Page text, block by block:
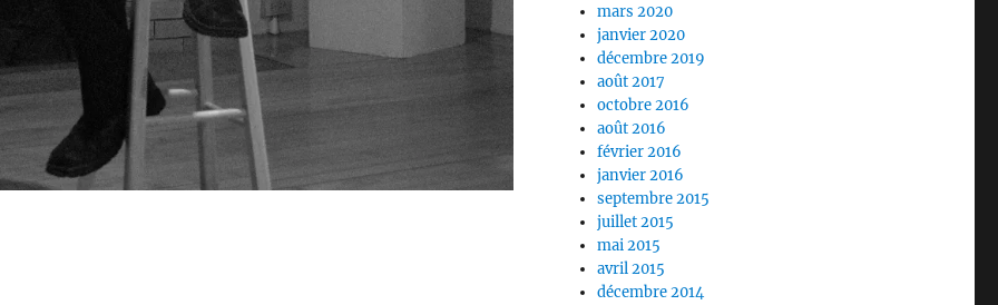
mars 2020
janvier 2020
décembre 2019
août 2017
octobre 2016
août 2016
février 2016
janvier 2016
septembre 2015
juillet 2015
mai 2015
avril 2015
décembre 2014